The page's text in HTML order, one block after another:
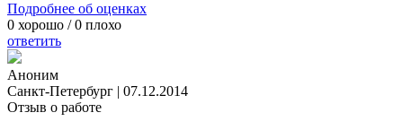
Подробнее об оценках
0 хорошо /0 плохо
ответить
Аноним
Санкт-Петербург | 07.12.2014
Отзыв о работе